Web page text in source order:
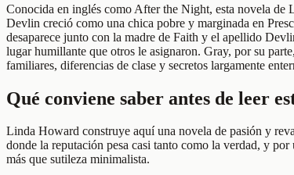
Conocida en inglés como After the Night, esta novela de
Devlin creció como una chica pobre y marginada en
desaparece junto con la madre de Faith y el apellido
lugar humillante que otros le asignaron. Gray, por su
familiares, diferencias de clase y secretos largamente
Qué conviene saber antes de leer
Linda Howard construye aquí una novela de pasión y
donde la reputación pesa casi tanto como la verdad, y
más que sutileza minimalista.